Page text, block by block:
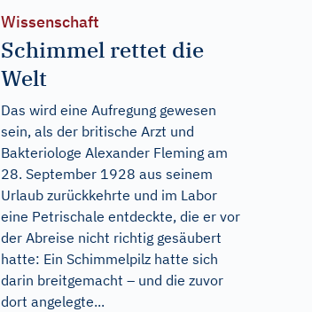
Wissenschaft
Schimmel rettet die
Welt
Das wird eine Aufregung gewesen
sein, als der britische Arzt und
Bakteriologe Alexander Fleming am
28. September 1928 aus seinem
Urlaub zurückkehrte und im Labor
eine Petrischale entdeckte, die er vor
der Abreise nicht richtig gesäubert
hatte: Ein Schimmelpilz hatte sich
darin breitgemacht – und die zuvor
dort angelegte...